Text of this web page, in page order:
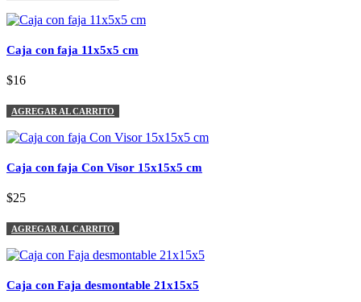
Caja con faja 11x5x5 cm
$16
AGREGAR AL CARRITO
Caja con faja Con Visor 15x15x5 cm
$25
AGREGAR AL CARRITO
Caja con Faja desmontable 21x15x5